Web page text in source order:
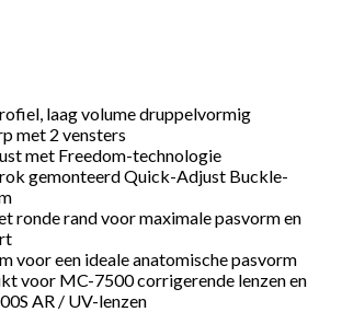
laag volume druppelvormig
met 2 vensters
met Freedom-technologie
gemonteerd Quick-Adjust Buckle-
ronde rand voor maximale pasvorm en
voor een ideale anatomische pasvorm
voor MC-7500 corrigerende lenzen en
AR / UV-lenzen